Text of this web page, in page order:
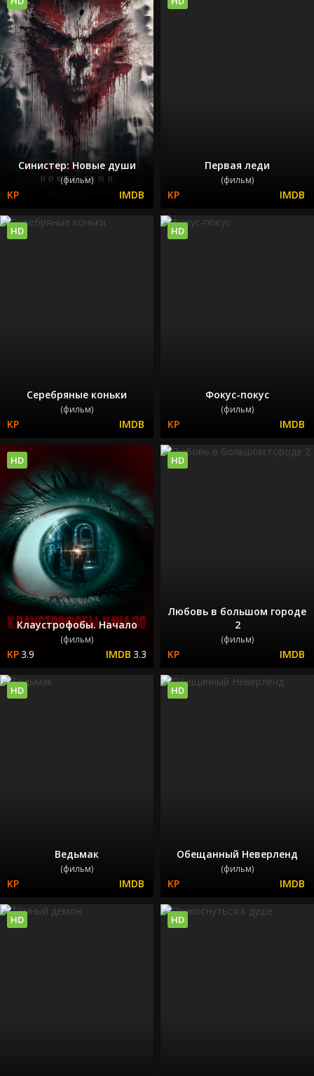
Синистер: Новые души
(фильм)
Первая леди
(фильм)
Серебряные коньки
(фильм)
HD
Фокус-покус
(фильм)
HD
Клаустрофобы. Начало
(фильм)
3.9 3.3
HD
Любовь в большом городе
2
(фильм)
HD
Ведьмак
(фильм)
HD
Обещанный Неверленд
(фильм)
HD
HD HD